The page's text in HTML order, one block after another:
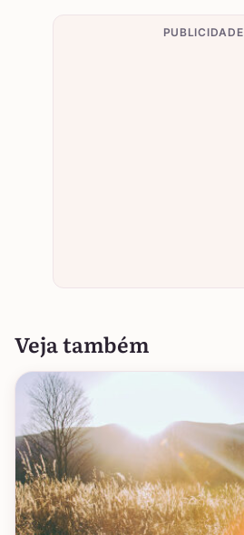
PUBLICIDADE
Veja também